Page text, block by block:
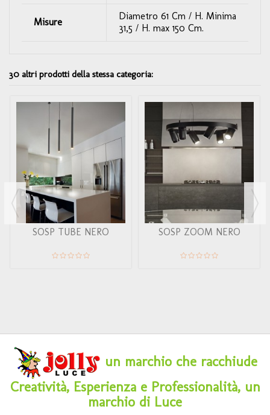
Misure
Diametro 61 Cm / H. Minima
31,5 / H. max 150 Cm.
30 altri prodotti della stessa categoria:
SOSP TUBE NERO SOSP ZOOM NERO
un marchio che racchiude
Creatività, Esperienza e Professionalità, un
marchio di Luce